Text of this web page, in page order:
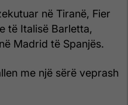
në Tiranë, Fier
të Italisë Barletta,
Madrid të Spanjës.
me një sërë veprash